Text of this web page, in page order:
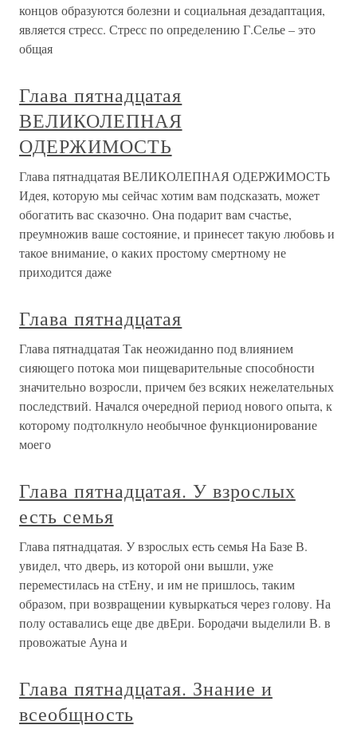
концов образуются болезни и социальная дезадаптация,
является стресс. Стресс по определению Г.Селье – это
общая
Глава пятнадцатая
ВЕЛИКОЛЕПНАЯ
ОДЕРЖИМОСТЬ
Глава пятнадцатая ВЕЛИКОЛЕПНАЯ ОДЕРЖИМОСТЬ
Идея, которую мы сейчас хотим вам подсказать, может
обогатить вас сказочно. Она подарит вам счастье,
преумножив ваше состояние, и принесет такую любовь и
такое внимание, о каких простому смертному не
приходится даже
Глава пятнадцатая
Глава пятнадцатая Так неожиданно под влиянием
сияющего потока мои пищеварительные способности
значительно возросли, причем без всяких нежелательных
последствий. Начался очередной период нового опыта, к
которому подтолкнуло необычное функционирование
моего
Глава пятнадцатая. У взрослых
есть семья
Глава пятнадцатая. У взрослых есть семья На Базе В.
увидел, что дверь, из которой они вышли, уже
переместилась на стЕну, и им не пришлось, таким
образом, при возвращении кувыркаться через голову. На
полу оставались еще две двЕри. Бородачи выделили В. в
провожатые Ауна и
Глава пятнадцатая. Знание и
всеобщность